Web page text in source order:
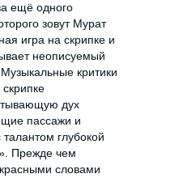
ещё одного
зовут Мурат
игра на скрипке и
неописуемый
критики
дух
пассажи и
глубокой
Прежде чем
словами